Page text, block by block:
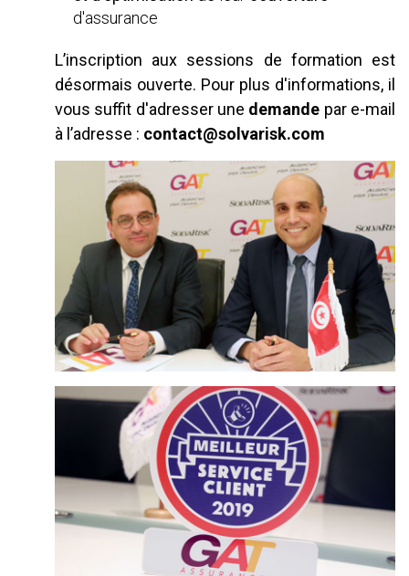
d'assurance
L’inscription aux sessions de formation est
désormais ouverte. Pour plus d'informations, il
vous suffit d'adresser une demande par e-mail
à l’adresse : contact@solvarisk.com